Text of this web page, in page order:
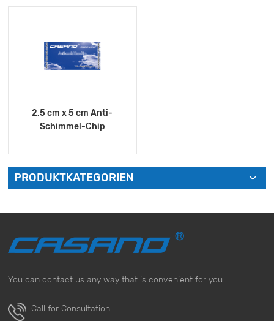
2,5 cm x 5 cm Anti-
Schimmel-Chip
PRODUKTKATEGORIEN
You can contact us any way that is convenient for you.
Call for Consultation